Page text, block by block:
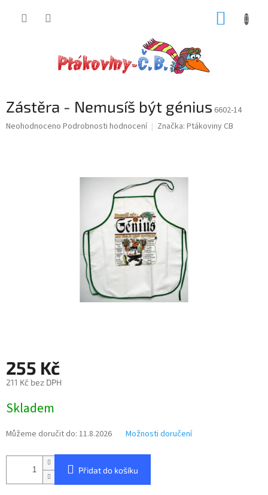
Zástěra - Nemusíš být génius 6602-14
Průměrné
Neohodnoceno Podrobnosti hodnocení Značka: Ptákoviny CB
255 Kč
211 Kč bez DPH
cena:
Skladem
Můžeme doručit do: 11.8.2026 Možnosti doručení
Přidat do košíku